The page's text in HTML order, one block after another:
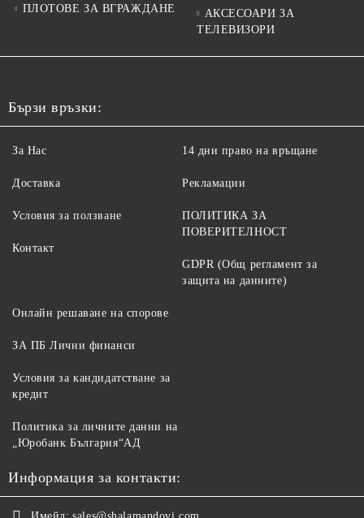
ПЛОТОВЕ ЗА ВГРАЖДАНЕ
АКСЕСОАРИ ЗА
ТЕЛЕВИЗОРИ
Бързи връзки:
За Нас
Доставка
Условия за ползване
Контакт
14 дни право на връщане
Рекламации
ПОЛИТИКА ЗА
ПОВЕРИТЕЛНОСТ
GDPR (Общ регламент за
защита на данните)
Онлайн решаване на спорове
ЗА ПБ Лични финанси
Условия за кандидатстване за
кредит
Политика за личните данни на
„Юробанк България“АД
Информация за контакти: